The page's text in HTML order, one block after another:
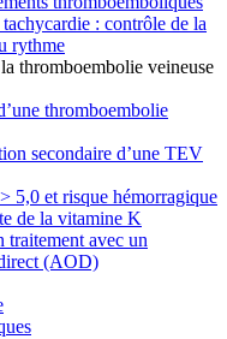
: contrôle de la
rythme
thromboembolie veineuse
thromboembolie
secondaire d’une TEV
5,0 et risque hémorragique
de la vitamine K
traitement avec un
(AOD)